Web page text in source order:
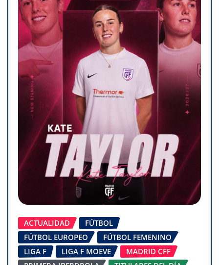
ACTUALIDAD
FÚTBOL
FÚTBOL EUROPEO
FÚTBOL FEMENINO
LIGA F
LIGA F MOEVE
MADRID CFF